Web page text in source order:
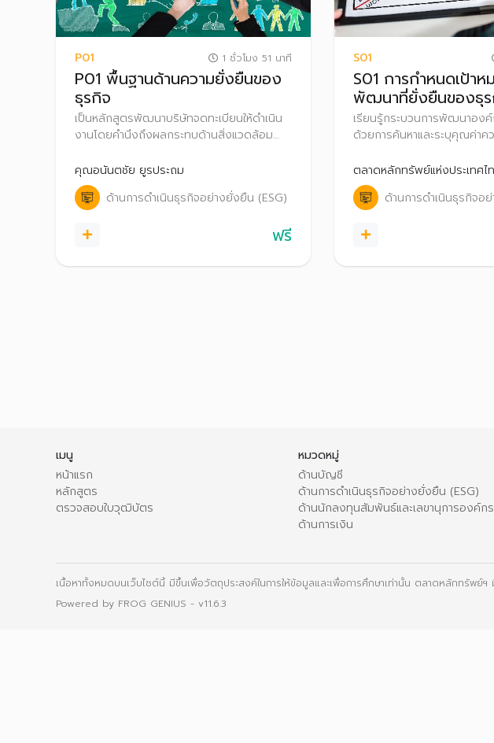
P01 1 ชั่วโมง 51 นาที
P01 พื้นฐานด้านความยั่งยืนของ
ธุรกิจ
เป็นหลักสูตรพัฒนาบริษัทจดทะเบียนให้ดำเนิน
งานโดยคำนึงถึงผลกระทบด้านสิ่งแวดล้อม
Social and Governance: ESG)
คุณอนันตชัย ยูรประถม
ด้านการดำเนินธุรกิจอย่างยั่งยืน (ESG)
ฟรี
S01
S01 การกำหนดเป้าห
พัฒนาที่ยั่งยืนของธุ
เรียนรู้กระบวนการพัฒนาอง
ด้วยการค้นหาและระบุคุณค่าค
(Commitment) ที่ตอบสนองทั้
สังคม พร้อมทั้งสื่อสารให้ลูกค้
รู้คุณค่าความยั่งยืนและพันธ
ตลาดหลักทรัพย์แห่งประเทศไ
ด้านการดำเนินธุรกิจอ
เมนู
หน้าแรก
หลักสูตร
ตรวจสอบใบวุฒิบัตร
หมวดหมู่
ด้านบัญชี
ด้านการดำเนินธุรกิจอย่างยั่งยืน (ESG)
ด้านนักลงทุนสัมพันธ์และเลขานุการองค์กร
ด้านการเงิน
เนื้อหาทั้งหมดบนเว็บไซต์นี้ มีขึ้นเพื่อวัตถุประสงค์ในการให้ข้อมูลและเพื่อการศึกษาเท่านั้น ตลาดหลักทรัพย์ฯ
Powered by FROG GENIUS - v11.6.3